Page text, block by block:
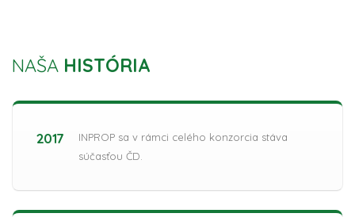
NAŠA HISTÓRIA
2017
INPROP sa v rámci celého konzorcia stáva
súčasťou ČD.